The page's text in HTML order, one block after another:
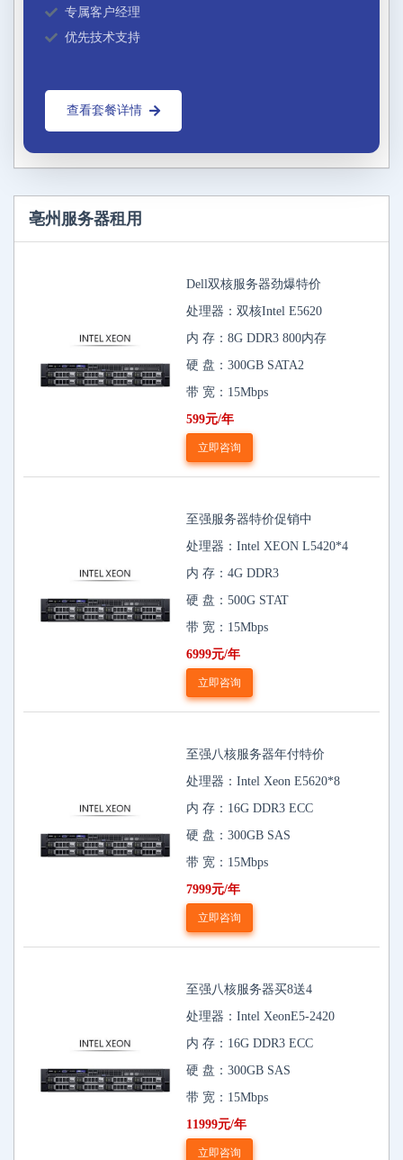
专属客户经理
优先技术支持
查看套餐详情
亳州服务器租用
Dell双核服务器劲爆特价
处理器：双核Intel E5620
内 存：8G DDR3 800内存
硬 盘：300GB SATA2
带 宽：15Mbps
599元/年
立即咨询
至强服务器特价促销中
处理器：Intel XEON L5420*4
内 存：4G DDR3
硬 盘：500G STAT
带 宽：15Mbps
6999元/年
立即咨询
至强八核服务器年付特价
处理器：Intel Xeon E5620*8
内 存：16G DDR3 ECC
硬 盘：300GB SAS
带 宽：15Mbps
7999元/年
立即咨询
至强八核服务器买8送4
处理器：Intel XeonE5-2420
内 存：16G DDR3 ECC
硬 盘：300GB SAS
带 宽：15Mbps
11999元/年
立即咨询